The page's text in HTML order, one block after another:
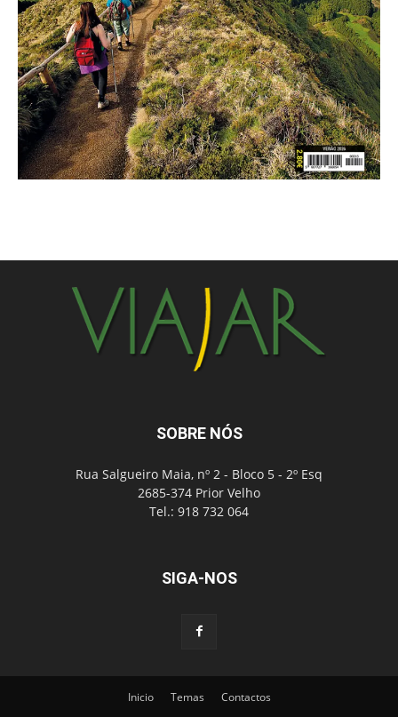
SOBRE NÓS
Rua Salgueiro Maia, nº 2 - Bloco 5 - 2º Esq
2685-374 Prior Velho
Tel.: 918 732 064
SIGA-NOS
Inicio Temas Contactos